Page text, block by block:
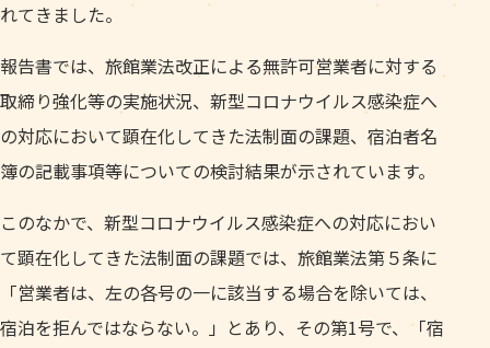
れてきました。
報告書では、旅館業法改正による無許可営業者に対する
取締り強化等の実施状況、新型コロナウイルス感染症へ
の対応において顕在化してきた法制面の課題、宿泊者名
簿の記載事項等についての検討結果が示されています。
このなかで、新型コロナウイルス感染症への対応におい
て顕在化してきた法制面の課題では、旅館業法第５条に
「営業者は、左の各号の一に該当する場合を除いては、
宿泊を拒んではならない。」とあり、その第1号で、「宿